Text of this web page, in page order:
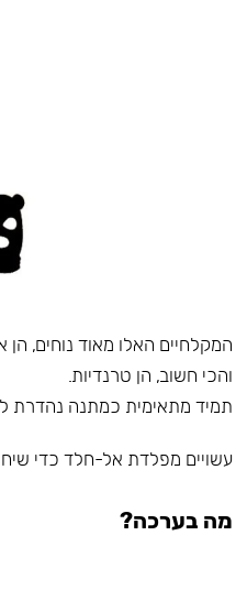
המקלחיים האלו מאוד נוחים,
והכי חשוב, הן טרנדיות.
תמיד מתאימית כמתנה נהדרת
עשויים מפלדת אל-חלד כדי
מה בערכה?